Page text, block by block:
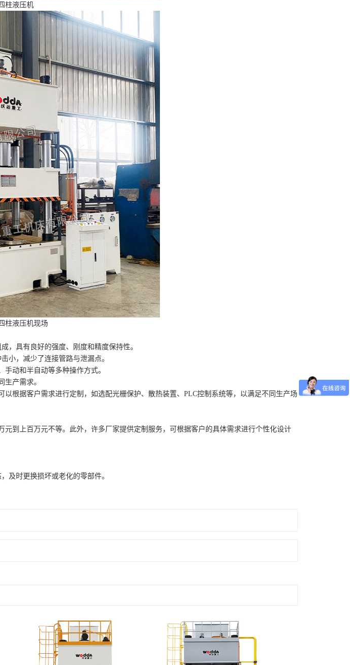
柱液压机
柱液压机现场
，具有良好的强度、刚度和精度保持性。
小，减少了连接管路与泄漏点。
动和半自动等多种操作方式。
产需求。
根据客户需求进行定制，如选配光栅保护、散热装置、PLC控制系统等，以满足不同生产场
到上百万元不等。此外，许多厂家提供定制服务，可根据客户的具体需求进行个性化设计
及时更换损坏或老化的零部件。